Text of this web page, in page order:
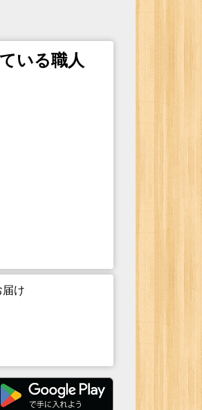
いる職人
け